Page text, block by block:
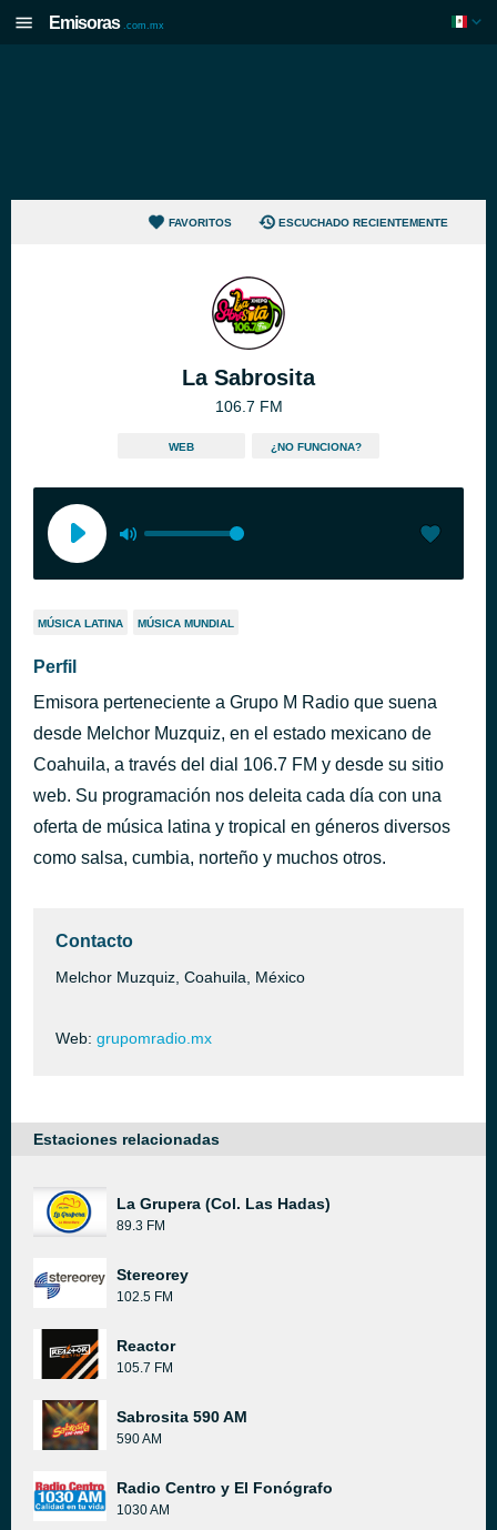
Emisoras .com.mx
FAVORITOS ESCUCHADO RECIENTEMENTE
La Sabrosita
106.7 FM
WEB ¿NO FUNCIONA?
MÚSICA LATINA MÚSICA MUNDIAL
Perfil
Emisora perteneciente a Grupo M Radio que suena
desde Melchor Muzquiz, en el estado mexicano de
Coahuila, a través del dial 106.7 FM y desde su sitio
web. Su programación nos deleita cada día con una
oferta de música latina y tropical en géneros diversos
como salsa, cumbia, norteño y muchos otros.
Contacto
Melchor Muzquiz, Coahuila, México
Web: grupomradio.mx
Estaciones relacionadas
La Grupera (Col. Las Hadas)
89.3 FM
Stereorey
102.5 FM
Reactor
105.7 FM
Sabrosita 590 AM
590 AM
Radio Centro y El Fonógrafo
1030 AM